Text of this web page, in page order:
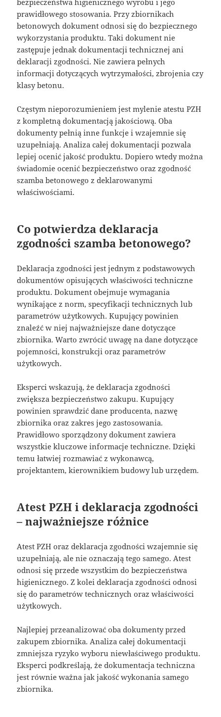
prawidłowego stosowania. Przy zbiornikach
betonowych dokument odnosi się do bezpiecznego
wykorzystania produktu. Taki dokument nie
zastępuje jednak dokumentacji technicznej ani
deklaracji zgodności. Nie zawiera pełnych
informacji dotyczących wytrzymałości, zbrojenia czy
klasy betonu.
Częstym nieporozumieniem jest mylenie atestu PZH
z kompletną dokumentacją jakościową. Oba
dokumenty pełnią inne funkcje i wzajemnie się
uzupełniają. Analiza całej dokumentacji pozwala
lepiej ocenić jakość produktu. Dopiero wtedy można
świadomie ocenić bezpieczeństwo oraz zgodność
szamba betonowego z deklarowanymi
właściwościami.
Co potwierdza deklaracja
zgodności szamba betonowego?
Deklaracja zgodności jest jednym z podstawowych
dokumentów opisujących właściwości techniczne
produktu. Dokument obejmuje wymagania
wynikające z norm, specyfikacji technicznych lub
parametrów użytkowych. Kupujący powinien
znaleźć w niej najważniejsze dane dotyczące
zbiornika. Warto zwrócić uwagę na dane dotyczące
pojemności, konstrukcji oraz parametrów
użytkowych.
Eksperci wskazują, że deklaracja zgodności
zwiększa bezpieczeństwo zakupu. Kupujący
powinien sprawdzić dane producenta, nazwę
zbiornika oraz zakres jego zastosowania.
Prawidłowo sporządzony dokument zawiera
wszystkie kluczowe informacje techniczne. Dzięki
temu łatwiej rozmawiać z wykonawcą,
projektantem, kierownikiem budowy lub urzędem.
Atest PZH i deklaracja zgodności
– najważniejsze różnice
Atest PZH oraz deklaracja zgodności wzajemnie się
uzupełniają, ale nie oznaczają tego samego. Atest
odnosi się przede wszystkim do bezpieczeństwa
higienicznego. Z kolei deklaracja zgodności odnosi
się do parametrów technicznych oraz właściwości
użytkowych.
Najlepiej przeanalizować oba dokumenty przed
zakupem zbiornika. Analiza całej dokumentacji
zmniejsza ryzyko wyboru niewłaściwego produktu.
Eksperci podkreślają, że dokumentacja techniczna
jest równie ważna jak jakość wykonania samego
zbiornika.